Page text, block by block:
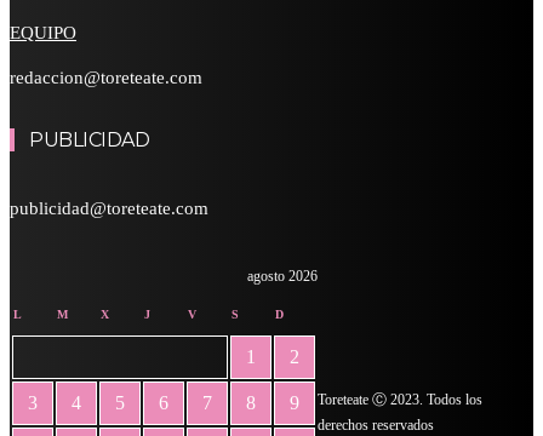
EQUIPO
redaccion@toreteate.com
PUBLICIDAD
publicidad@toreteate.com
agosto 2026
L M X J V S D
1 2
3 4 5 6 7 8 9
Toreteate Ⓒ 2023. Todos los
derechos reservados